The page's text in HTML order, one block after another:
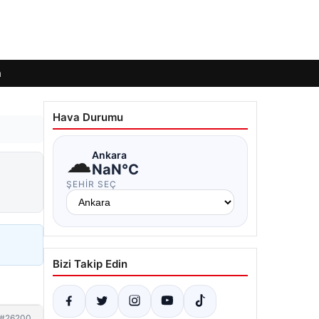
Hava Durumu
☁Ankara
NaN°C
ŞEHIR SEÇ
Bizi Takip Edin